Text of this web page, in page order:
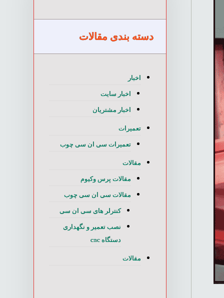
دسته بندی مقالات
اخبار
اخبار سایت
اخبار مشتریان
تعمیرات
تعمیرات سی ان سی چوب
مقالات
مقالات پرس وکیوم
مقالات سی ان سی چوب
کنترلر های سی ان سی
نصب تعمیر و نگهداری
دستگاه cnc
مقالات